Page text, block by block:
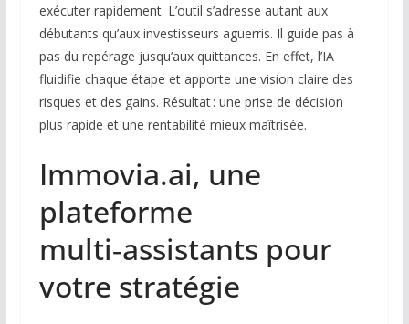
exécuter rapidement. L’outil s’adresse autant aux
débutants qu’aux investisseurs aguerris. Il guide pas à
pas du repérage jusqu’aux quittances. En effet, l’IA
fluidifie chaque étape et apporte une vision claire des
risques et des gains. Résultat : une prise de décision
plus rapide et une rentabilité mieux maîtrisée.
Immovia.ai, une
plateforme
multi‑assistants pour
votre stratégie